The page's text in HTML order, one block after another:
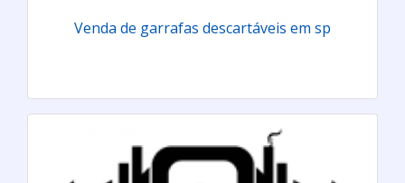
Venda de garrafas descartáveis em sp